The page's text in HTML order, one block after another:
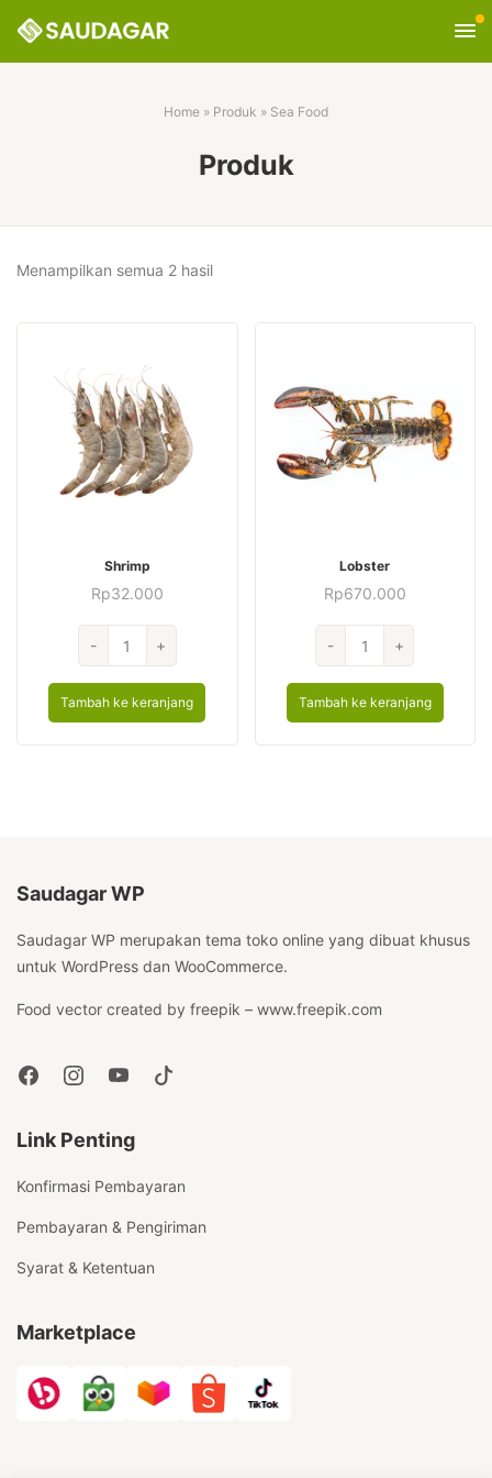
Home » Produk » Sea Food
Produk
Menampilkan semua 2 hasilDiurutkan
yang
Shrimp
Rp32.000
-
Shrimp
+
Tambah ke keranjang
Lobster
Rp670.000
-
Lobster
+
Tambah ke keranjang
Saudagar WP
Saudagar WP merupakan tema toko online yang dibuat khusus
untuk WordPress dan WooCommerce.
Food vector created by freepik – www.freepik.com
Link Penting
Konfirmasi Pembayaran
Pembayaran & Pengiriman
Syarat & Ketentuan
Marketplace